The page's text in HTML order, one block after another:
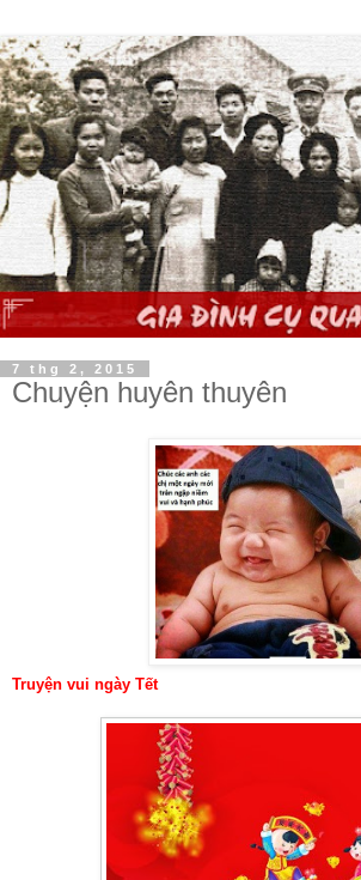
7 thg 2, 2015
Chuyện huyên thuyên
Truyện vui ngày Tết